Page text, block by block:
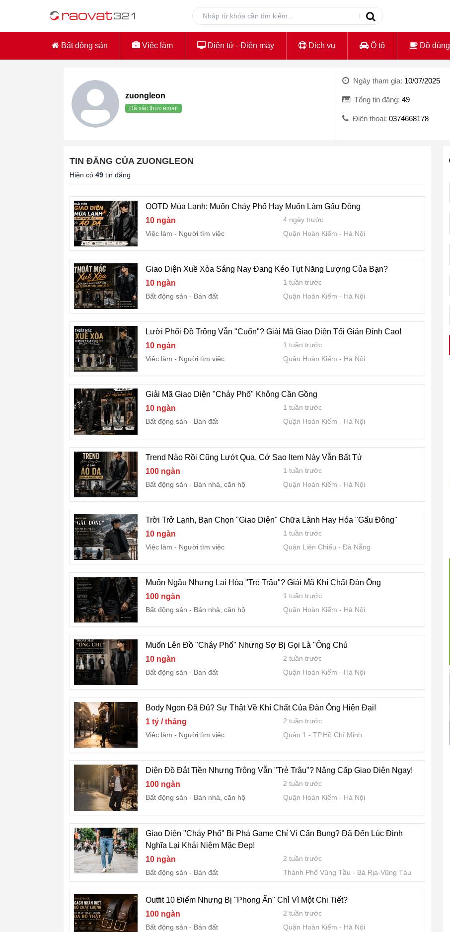
Bất động sản Việc làm Điện tử - Điện máy Dịch vụ Ô tô Đồ dùng
zuongleon
Đã xác thực email
Ngày tham gia: 10/07/2025
Tổng tin đăng: 49
Điện thoại: 0374668178
TIN ĐĂNG CỦA ZUONGLEON
Hiện có 49 tin đăng
OOTD Mùa Lạnh: Muốn Cháy Phố Hay Muốn Làm Gấu Đông
10 ngàn
4 ngày trước
Việc làm
Người tìm việc Quận Hoàn Kiếm Hà Nội
Giao Diện Xuề Xòa Sáng Nay Đang Kéo Tụt Năng Lượng Của Bạn?
10 ngàn
1 tuần trước
Bất động sản
Bán đất Quận Hoàn Kiếm Hà Nội
Lười Phối Đồ Trông Vẫn "Cuốn"? Giải Mã Giao Diện Tối Giản Đỉnh Cao!
10 ngàn
1 tuần trước
Việc làm
Người tìm việc Quận Hoàn Kiếm Hà Nội
Giải Mã Giao Diện "Cháy Phố" Không Cần Gồng
10 ngàn
1 tuần trước
Bất động sản
Bán đất Quận Hoàn Kiếm Hà Nội
Trend Nào Rồi Cũng Lướt Qua, Cớ Sao Item Này Vẫn Bất Tử
100 ngàn
1 tuần trước
Bất động sản
Bán nhà, căn hộ Quận Hoàn Kiếm Hà Nội
Trời Trở Lạnh, Bạn Chọn "Giao Diện" Chữa Lành Hay Hóa "Gấu Đông"
10 ngàn
1 tuần trước
Việc làm
Người tìm việc Quận Liên Chiểu Đà Nẵng
Muốn Ngầu Nhưng Lại Hóa "Trẻ Trâu"? Giải Mã Khí Chất Đàn Ông
100 ngàn
1 tuần trước
Bất động sản
Bán nhà, căn hộ Quận Hoàn Kiếm Hà Nội
Muốn Lên Đồ "Cháy Phố" Nhưng Sợ Bị Gọi Là "Ông Chú
10 ngàn
2 tuần trước
Bất động sản
Bán đất Quận Hoàn Kiếm Hà Nội
Body Ngon Đã Đủ? Sự Thật Về Khí Chất Của Đàn Ông Hiện Đại!
1 tỷ / tháng
2 tuần trước
Việc làm
Người tìm việc Quận 1 TP.Hồ Chí Minh
Diện Đồ Đắt Tiền Nhưng Trông Vẫn "Trẻ Trâu"? Nâng Cấp Giao Diện Ngay!
100 ngàn
2 tuần trước
Bất động sản
Bán nhà, căn hộ Quận Hoàn Kiếm Hà Nội
Giao Diện "Cháy Phố" Bị Phá Game Chỉ Vì Cấn Bụng? Đã Đến Lúc Định
Nghĩa Lại Khái Niệm Mặc Đẹp!
10 ngàn
2 tuần trước
Bất động sản
Bán đất Thành Phố Vũng Tầu Bà Rịa-Vũng Tàu
Outfit 10 Điểm Nhưng Bị "Phong Ấn" Chỉ Vì Một Chi Tiết?
100 ngàn
2 tuần trước
Bất động sản
Bán đất Quận Hoàn Kiếm Hà Nội